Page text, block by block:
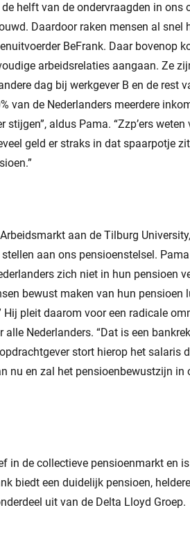
helft van de ondervraagden in ons
Daardoor raken mensen al snel
BeFrank. Daar bovenop
arbeidsrelaties aangaan. Ze
dag bij werkgever B en de rest
van de Nederlanders meerdere
stijgen”, aldus Pama. “Zzp’ers
geld er straks in dat spaarpotje
aan de Tilburg
aan ons pensioenstelsel.
zich niet in hun pensioen
bewust maken van hun
Hij pleit daarom voor een radicale
alle Nederlanders. “Dat is een
stort hierop het salaris
nu en zal het pensioenbewustzijn
in de collectieve pensioenmarkt en
biedt een duidelijk pensioen,
uit van de Delta Lloyd Groep.